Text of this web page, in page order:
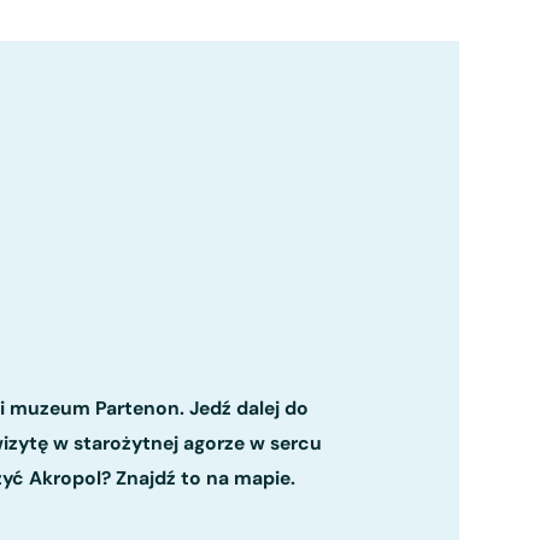
Partenon. Jedź dalej do
w starożytnej agorze w sercu
Akropol? Znajdź to na mapie.